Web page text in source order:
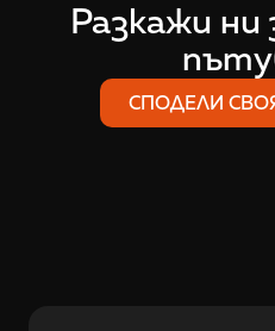
Разкажи
СПОДЕЛИ